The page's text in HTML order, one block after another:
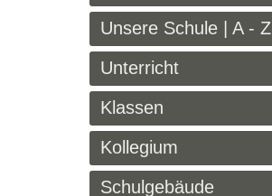
Unsere Schule | A - Z
Unterricht
Klassen
Kollegium
Schulgebäude